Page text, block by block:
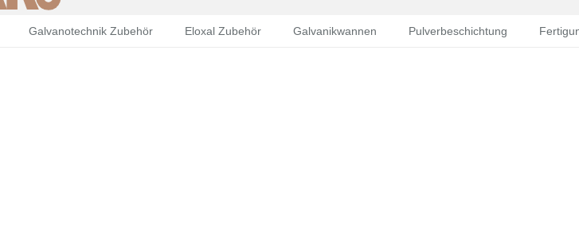
Galvanotechnik Zubehör Eloxal Zubehör Galvanikwannen Pulverbeschichtung